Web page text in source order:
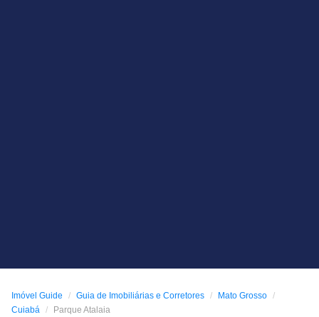
Imóvel Guide Guia de Imobiliárias e Corretores
Mato Grosso
Cuiabá
Parque Atalaia